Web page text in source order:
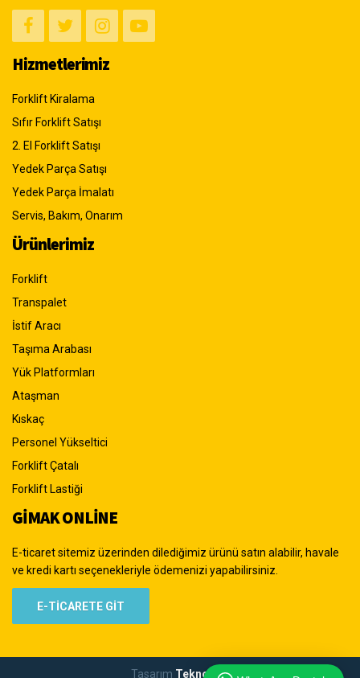
Hizmetlerimiz
Forklift Kiralama
Sıfır Forklift Satışı
2. El Forklift Satışı
Yedek Parça Satışı
Yedek Parça İmalatı
Servis, Bakım, Onarım
Ürünlerimiz
Forklift
Transpalet
İstif Aracı
Taşıma Arabası
Yük Platformları
Ataşman
Kıskaç
Personel Yükseltici
Forklift Çatalı
Forklift Lastiği
GİMAK ONLİNE
E-ticaret sitemiz üzerinden dilediğimiz ürünü satın alabilir, havale
ve kredi kartı seçenekleriyle ödemenizi yapabilirsiniz.
E-TİCARETE GİT
Tasarım Teknoizm